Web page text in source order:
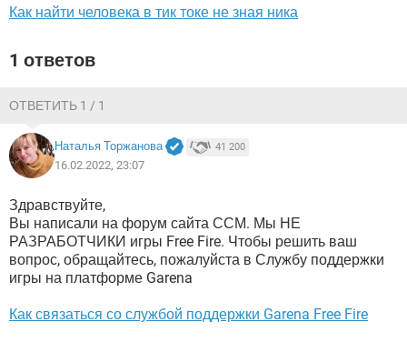
Как найти человека в тик токе не зная ника
1 ответов
ОТВЕТИТЬ 1 / 1
Наталья Торжанова 41 200
16.02.2022, 23:07
Здравствуйте,
Вы написали на форум сайта ССМ. Мы НЕ
РАЗРАБОТЧИКИ игры Free Fire. Чтобы решить ваш
вопрос, обращайтесь, пожалуйста в Службу поддержки
игры на платформе Garena
Как связаться со службой поддержки Garena Free Fire